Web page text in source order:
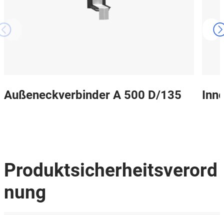
Außeneckverbinder A 500 D/135
Produktsicherheitsverord
nung